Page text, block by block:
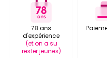
78 ans
d'expérience
(et on a su
rester jeunes)